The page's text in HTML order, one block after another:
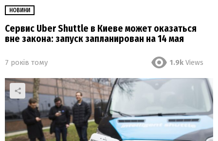
НОВИНИ
Сервис Uber Shuttle в Киеве может оказаться
вне закона: запуск запланирован на 14 мая
7 років тому 1.9k Views